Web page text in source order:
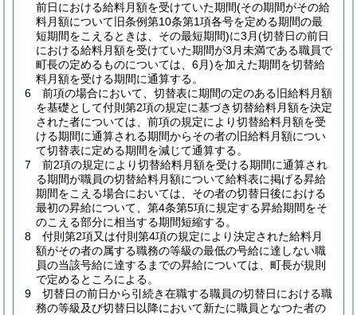
前日における給料月額を受けていた期間(その期間がその給
料月額について旧条例第10条第1項各号を定める期間の最
短期間をこえるときは、その最短期間)に3月(切替日の前日
における給料月額を受けていた期間が3月未満である職員で
町長の定めるものについては、6月)を加えた期間を切替給
料月額を受ける期間に通算する。
6
前項の場合において、切替表に期間の定のある旧給料月額
を基礎として付則第2項の規定に基づき切替給料月額を決定
された者については、前項の規定により切替給料月額を受
ける期間に通算される期間からその者の旧給料月額につい
て切替表に定める期間を減じて通算する。
7
前2項の規定により切替給料月額を受ける期間に通算され
る期間が職員の切替給料月額について給料表に掲げる昇給
期間をこえる場合においては、その者の切替日後における
最初の昇給について、第4条第5項に規定する昇給期間をそ
のこえる部分に相当する期間短縮する。
8
付則第2項又は付則第4項の規定により決定された給料月
額がその者の属する職務の等級の最低の号給に達しない職
員の当該号給に達するまでの昇給については、町長が規則
で定めるところによる。
9
切替日の前日から引続き在職する職員の切替日における職
務の等級及び切替日以降において新たに職員となつた者の